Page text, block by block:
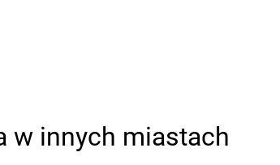
w innych miastach